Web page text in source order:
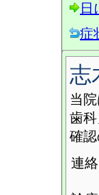
日
症
志
当
歯
確認
連絡